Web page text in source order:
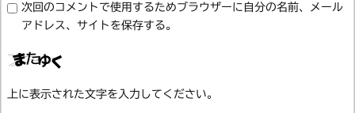
次回のコメントで使用するためブラウザーに自分の名前、メール
アドレス、サイトを保存する。
上に表示された文字を入力してください。